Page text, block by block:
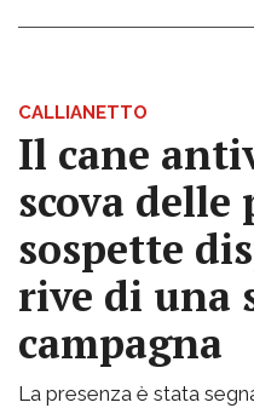
CALLIANETTO
Il cane
scova delle
sospette
rive di una
campagna
La presenza è stata